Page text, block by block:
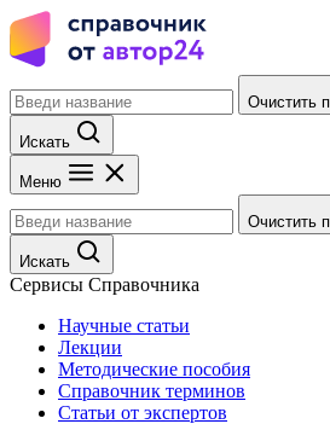
Очистить
Искать
Меню
Очистить
Искать
Сервисы Справочника
Научные статьи
Лекции
Методические пособия
Справочник терминов
Статьи от экспертов